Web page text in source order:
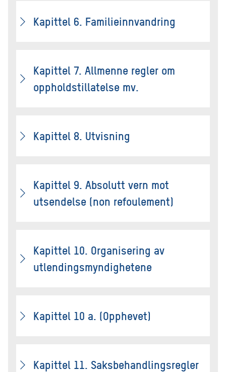
Kapittel 6. Familieinnvandring
Kapittel 7. Allmenne regler om
oppholdstillatelse mv.
Kapittel 8. Utvisning
Kapittel 9. Absolutt vern mot
utsendelse (non refoulement)
Kapittel 10. Organisering av
utlendingsmyndighetene
Kapittel 10 a. (Opphevet)
Kapittel 11. Saksbehandlingsregler